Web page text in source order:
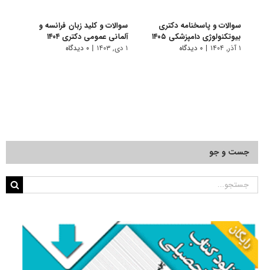
سوالات و پاسخنامه دکتری
بیوتکنولوژی دامپزشکی ۱۴۰۵
۱ آذر, ۱۴۰۴ | ۰ دیدگاه
سوالات و کلید زبان فرانسه و
آلمانی عمومی دکتری ۱۴۰۴
۱ دی, ۱۴۰۳ | ۰ دیدگاه
جست و جو
جستجو